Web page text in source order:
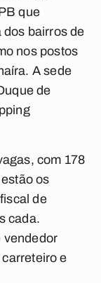
que
bairros de
nos postos
A sede
de
com 178
os
de
cada.
vendedor
e